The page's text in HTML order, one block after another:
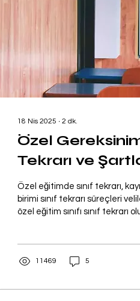
18 Nis 2025 ∙ 2 dk.
Özel
Tekrarı ve
Özel eğitimde sınıf tekrarı,
birimi sınıf tekrarı süreçleri
özel eğitim sınıfı sınıf tekrarı
11469 5